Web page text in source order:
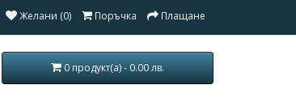
Желани (0) Поръчка Плащане
0 продукт(а) - 0.00 лв.